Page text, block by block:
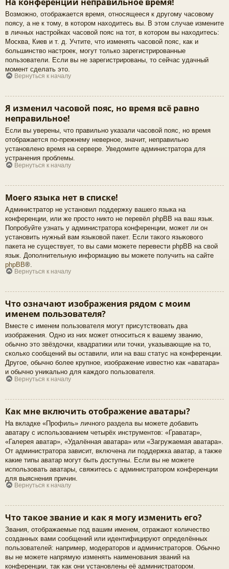
Возможно, отображается время, относящееся к другому часовому
поясу, а не к тому, в котором находитесь вы. В этом случае измените
в личных настройках часовой пояс на тот, в котором вы находитесь:
Москва, Киев и т. д. Учтите, что изменять часовой пояс, как и
большинство настроек, могут только зарегистрированные
пользователи. Если вы не зарегистрированы, то сейчас удачный
момент сделать это.
Вернуться к началу
Я изменил часовой пояс, но время всё равно
неправильное!
Если вы уверены, что правильно указали часовой пояс, но время
отображается по-прежнему неверное, значит, неправильно
установлено время на сервере. Уведомите администратора для
устранения проблемы.
Вернуться к началу
Моего языка нет в списке!
Администратор не установил поддержку вашего языка на
конференции, или же просто никто не перевёл phpBB на ваш язык.
Попробуйте узнать у администратора конференции, может ли он
установить нужный вам языковой пакет. Если такого языкового
пакета не существует, то вы сами можете перевести phpBB на свой
язык. Дополнительную информацию вы можете получить на сайте
phpBB®.
Вернуться к началу
Что означают изображения рядом с моим
именем пользователя?
Вместе с именем пользователя могут присутствовать два
изображения. Одно из них может относиться к вашему званию,
обычно это звёздочки, квадратики или точки, указывающие на то,
сколько сообщений вы оставили, или на ваш статус на конференции.
Другое, обычно более крупное, изображение известно как «аватара»
и обычно уникально для каждого пользователя.
Вернуться к началу
Как мне включить отображение аватары?
На вкладке «Профиль» личного раздела вы можете добавить
аватару с использованием четырёх инструментов: «Граватар»,
«Галерея аватар», «Удалённая аватара» или «Загружаемая аватара».
От администратора зависит, включена ли поддержка аватар, а также
какие типы аватар могут быть доступны. Если вы не можете
использовать аватары, свяжитесь с администратором конференции
для выяснения причин.
Вернуться к началу
Что такое звание и как я могу изменить его?
Звания, отображаемые под вашим именем, отражают количество
созданных вами сообщений или идентифицируют определённых
пользователей: например, модераторов и администраторов. Обычно
вы не можете напрямую изменять наименования званий на
конференции, так как они установлены её администратором.